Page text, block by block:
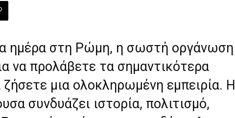
ημέρα στη Ρώμη, η σωστή οργάνωση
να προλάβετε τα σημαντικότερα
ζήσετε μια ολοκληρωμένη εμπειρία. Η
συνδυάζει ιστορία, πολιτισμό,